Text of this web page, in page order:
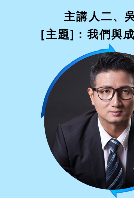
主講人二、
[主題]：我們與